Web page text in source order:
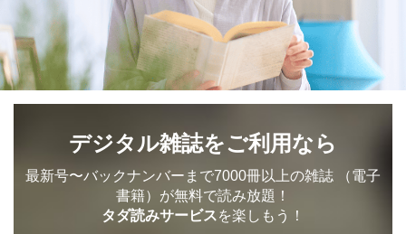
デジタル雑誌をご利用なら
最新号〜バックナンバーまで7000冊以上の雑誌 （電子
書籍）が無料で読み放題！
タダ読みサービスを楽しもう！